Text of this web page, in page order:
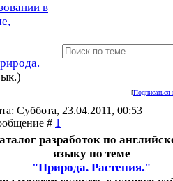
в
[Подписаться
Суббота, 23.04.2011, 00:53 |
# 1
разработок по
языку по теме
"Природа. Растения."